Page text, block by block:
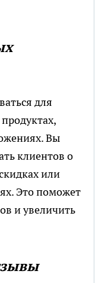
для
Вы
клиентов о
или
Это поможет
и увеличить